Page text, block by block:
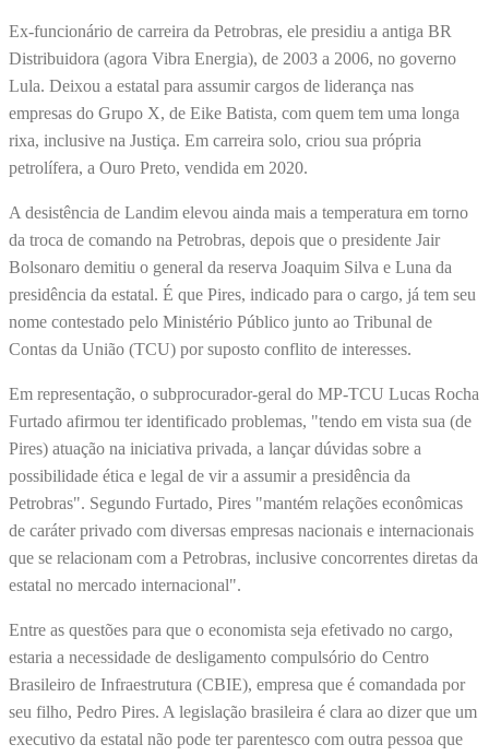
Ex-funcionário de carreira da Petrobras, ele presidiu a antiga BR
Distribuidora (agora Vibra Energia), de 2003 a 2006, no governo
Lula. Deixou a estatal para assumir cargos de liderança nas
empresas do Grupo X, de Eike Batista, com quem tem uma longa
rixa, inclusive na Justiça. Em carreira solo, criou sua própria
petrolífera, a Ouro Preto, vendida em 2020.
A desistência de Landim elevou ainda mais a temperatura em torno
da troca de comando na Petrobras, depois que o presidente Jair
Bolsonaro demitiu o general da reserva Joaquim Silva e Luna da
presidência da estatal. É que Pires, indicado para o cargo, já tem seu
nome contestado pelo Ministério Público junto ao Tribunal de
Contas da União (TCU) por suposto conflito de interesses.
Em representação, o subprocurador-geral do MP-TCU Lucas Rocha
Furtado afirmou ter identificado problemas, "tendo em vista sua (de
Pires) atuação na iniciativa privada, a lançar dúvidas sobre a
possibilidade ética e legal de vir a assumir a presidência da
Petrobras". Segundo Furtado, Pires "mantém relações econômicas
de caráter privado com diversas empresas nacionais e internacionais
que se relacionam com a Petrobras, inclusive concorrentes diretas da
estatal no mercado internacional".
Entre as questões para que o economista seja efetivado no cargo,
estaria a necessidade de desligamento compulsório do Centro
Brasileiro de Infraestrutura (CBIE), empresa que é comandada por
seu filho, Pedro Pires. A legislação brasileira é clara ao dizer que um
executivo da estatal não pode ter parentesco com outra pessoa que